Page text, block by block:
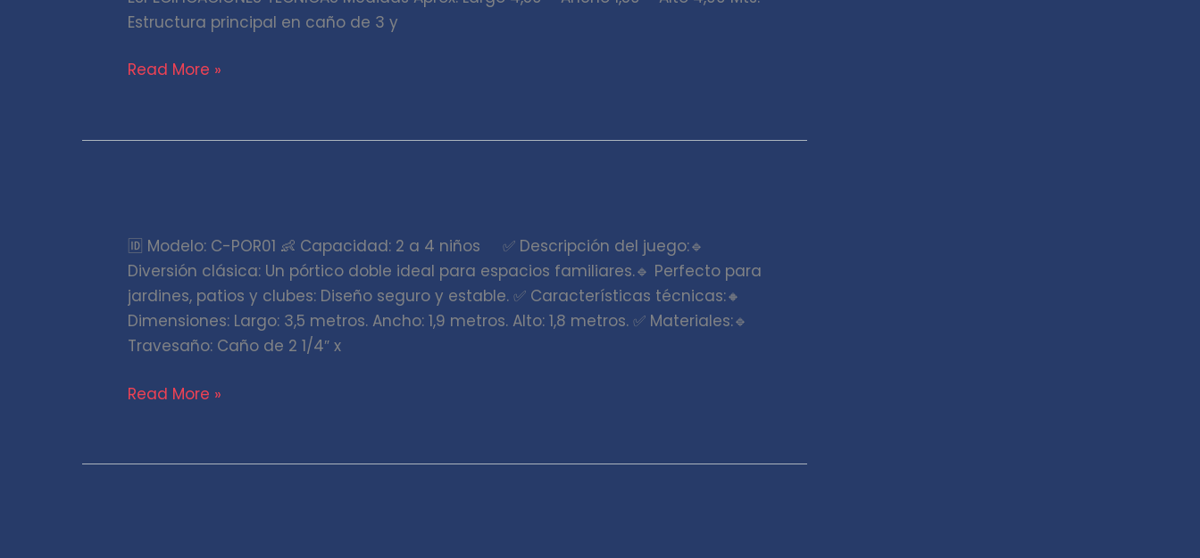
Estructura principal en caño de 3 y
Read More »
🆔 Modelo: C-POR01 👶 Capacidad: 2 a 4 niños ✅ Descripción del juego:🔹
Diversión clásica: Un pórtico doble ideal para espacios familiares.🔹 Perfecto para
jardines, patios y clubes: Diseño seguro y estable. ✅ Características técnicas:🔸
Dimensiones: Largo: 3,5 metros. Ancho: 1,9 metros. Alto: 1,8 metros. ✅ Materiales:🔹
Travesaño: Caño de 2 1/4″ x
familiar
Read More »